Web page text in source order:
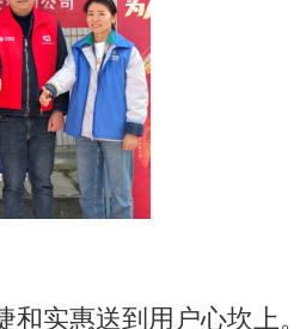
实惠送到用户心坎上。